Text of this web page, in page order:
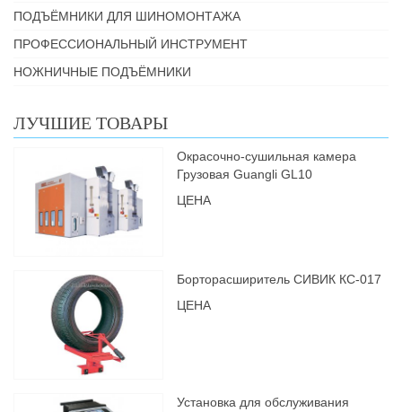
ПОДЪЁМНИКИ ДЛЯ ШИНОМОНТАЖА
ПРОФЕССИОНАЛЬНЫЙ ИНСТРУМЕНТ
НОЖНИЧНЫЕ ПОДЪЁМНИКИ
ЛУЧШИЕ ТОВАРЫ
Окрасочно-сушильная камера
Грузовая Guangli GL10
ЦЕНА
Борторасширитель СИВИК КС-017
ЦЕНА
Установка для обслуживания